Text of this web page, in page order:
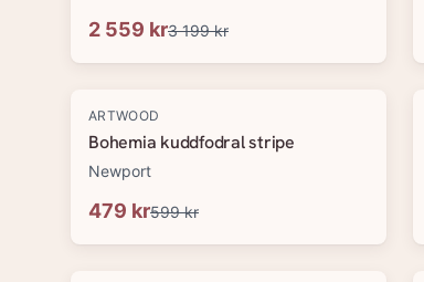
2 559 kr3 199 kr
-20%
ARTWOOD
Bohemia kuddfodral stripe
Newport
479 kr599 kr